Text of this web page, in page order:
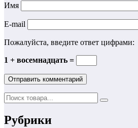
Имя
E-mail
Пожалуйста, введите ответ цифрами:
1 + восемнадцать =
Рубрики